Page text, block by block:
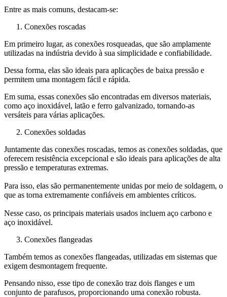
Entre as mais comuns, destacam-se:
Conexões roscadas
Em primeiro lugar, as conexões rosqueadas, que são amplamente
utilizadas na indústria devido à sua simplicidade e confiabilidade.
Dessa forma, elas são ideais para aplicações de baixa pressão e
permitem uma montagem fácil e rápida.
Em suma, essas conexões são encontradas em diversos materiais,
como aço inoxidável, latão e ferro galvanizado, tornando-as
versáteis para várias aplicações.
Conexões soldadas
Juntamente das conexões roscadas, temos as conexões soldadas, que
oferecem resistência excepcional e são ideais para aplicações de alta
pressão e temperaturas extremas.
Para isso, elas são permanentemente unidas por meio de soldagem, o
que as torna extremamente confiáveis em ambientes críticos.
Nesse caso, os principais materiais usados incluem aço carbono e
aço inoxidável.
Conexões flangeadas
Também temos as conexões flangeadas, utilizadas em sistemas que
exigem desmontagem frequente.
Pensando nisso, esse tipo de conexão traz dois flanges e um
conjunto de parafusos, proporcionando uma conexão robusta.